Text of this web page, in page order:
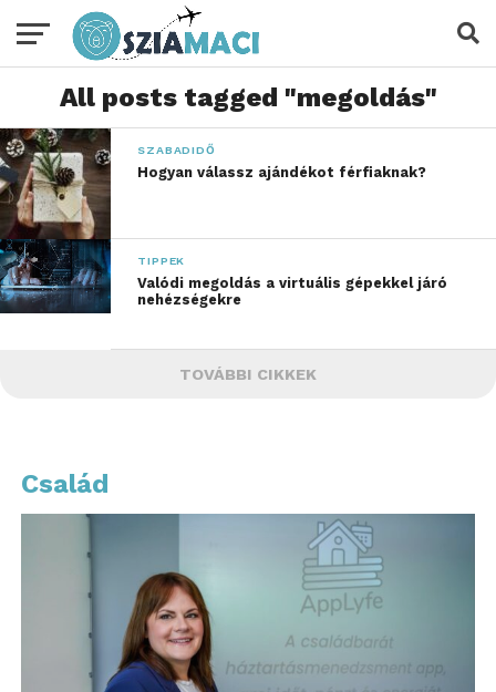
All posts tagged "megoldás"
SZABADIDŐ
Hogyan válassz ajándékot férfiaknak?
TIPPEK
Valódi megoldás a virtuális gépekkel járó
nehézségekre
TOVÁBBI CIKKEK
Család